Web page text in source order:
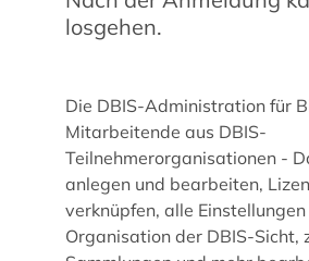
losgehen.
Die DBIS-Administration für
Mitarbeitende aus DBIS-
Teilnehmerorganisationen -
anlegen und bearbeiten,
verknüpfen, alle
Organisation der DBIS-Sicht,